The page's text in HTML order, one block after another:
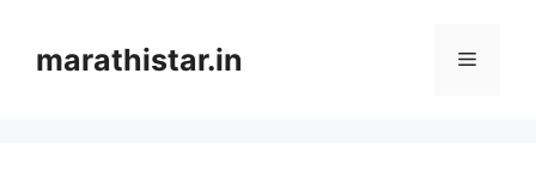
contentmarathistar.in Menu